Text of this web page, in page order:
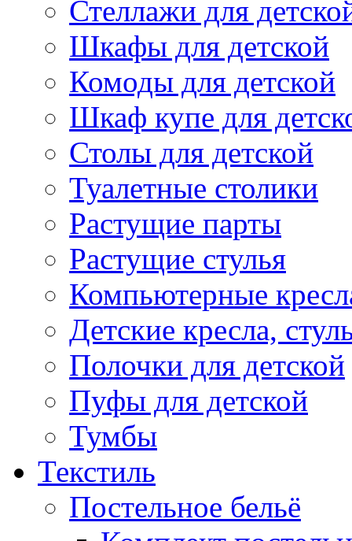
Стеллажи для
Шкафы для детской
Комоды для детской
Шкаф купе для
Столы для детской
Туалетные столики
Растущие парты
Растущие стулья
Компьютерные
Детские кресла,
Полочки для детской
Пуфы для детской
Тумбы
Текстиль
Постельное бельё